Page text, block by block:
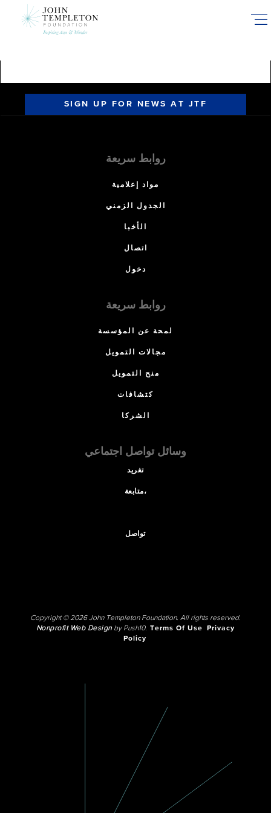
SIGN UP FOR NEWS AT JTF
روابط سريعة
مواد إعلامية
الجدول الزمني
الأخبا
اتصال
دخول
روابط سريعة
لمحة عن المؤسسة
مجالات التمويل
منح التمويل
كتشافات
الشركا
وسائل تواصل اجتماعي
تغريد
متابعة،
تواصل
Copyright © 2026 John Templeton Foundation. All rights reserved.
Nonprofit Web Designby Push10. Terms Of Use
Privacy
Policy